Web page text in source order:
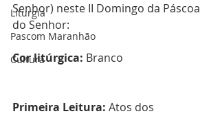
Liturgia
Pascom Maranhão
Cultura
Senhor) neste II Domingo da Páscoa
do Senhor:
Cor litúrgica: Branco
Primeira Leitura: Atos dos